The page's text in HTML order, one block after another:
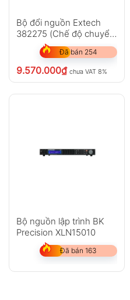
Bộ đổi nguồn Extech
382275 (Chế độ chuyển
đổi nguồn DC 120V,
600W)
Đã bán 254
9.570.000₫ chưa VAT 8%
Bộ nguồn lập trình BK
Precision XLN15010
Đã bán 163